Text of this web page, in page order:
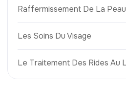
Raffermissement De La Peau
Les Soins Du Visage
Le Traitement Des Rides Au